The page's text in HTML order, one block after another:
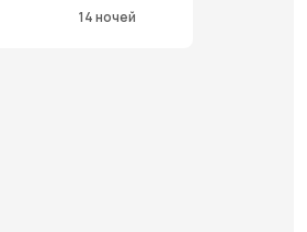
14 ночей